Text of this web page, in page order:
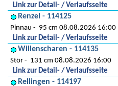
Link zur Detail- / Verlaufsseite
Renzel - 114125
Pinnau
95 cm 08.08.2026 16:00
Link zur Detail- / Verlaufsseite
Willenscharen - 114135
Stör
131 cm 08.08.2026 16:00
Link zur Detail- / Verlaufsseite
Rellingen - 114197